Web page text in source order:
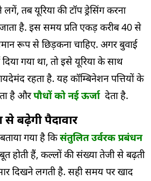
तब यूरिया की टॉप ड्रेसिंग करना
है. इस समय प्रति एकड़ करीब 40 से
रूप से छिड़कना चाहिए. अगर बुवाई
गया था, तो इसे यूरिया के साथ
रहता है. यह कॉम्बिनेशन पत्तियों के
है औरपौधों को नई ऊर्जा देता है.
बढ़ेगी पैदावार
बताया गया है किसंतुलित उर्वरक प्रबंधन
होती हैं, कल्लों की संख्या तेजी से बढ़ती
दिखने लगती है. सही समय पर खाद